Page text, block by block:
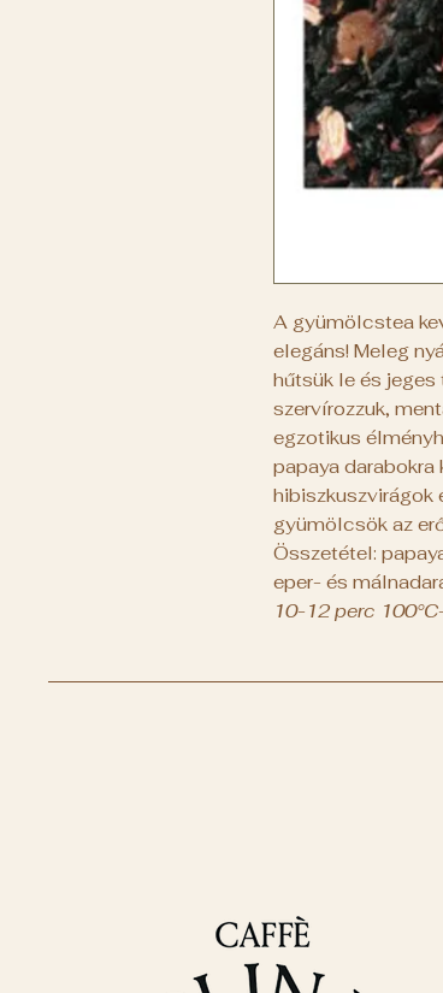
A gyümölcstea
elegáns! Meleg
hűtsük le és jeges
szervírozzuk,
egzotikus
papaya
hibiszkuszvirágok
gyümölcsök az
Összetétel:
eper- és
10-12 perc